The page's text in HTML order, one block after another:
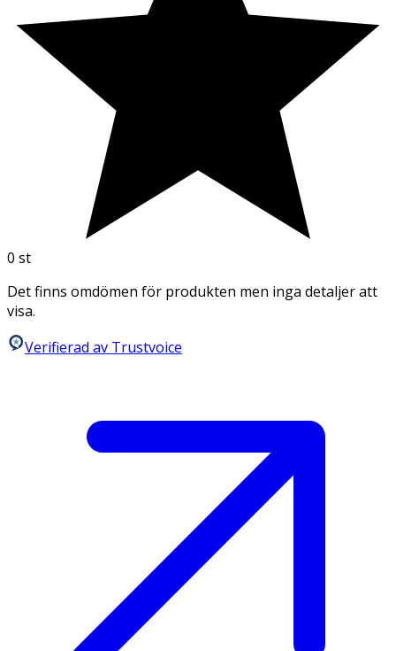
0 st
Det finns omdömen för produkten men inga detaljer att
visa.
Verifierad av Trustvoice